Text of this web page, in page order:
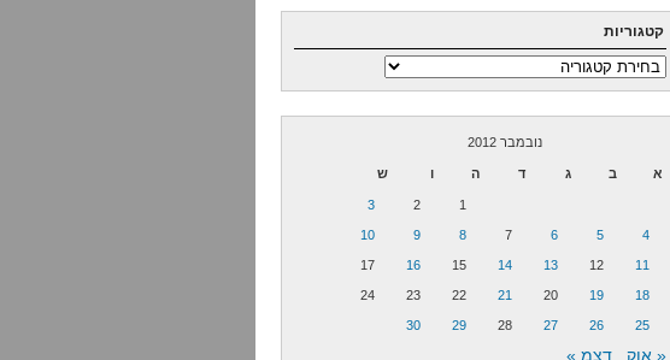
קטגוריות
קטגוריות
נובמבר 2012
א ב ג ד ה ו ש
1
2
3
4
5
6
7
8
9
10
11
12
13
14
15
16
17
18
19
20
21
22
23
24
25
26
27
28
29
30
« אוק דצמ »